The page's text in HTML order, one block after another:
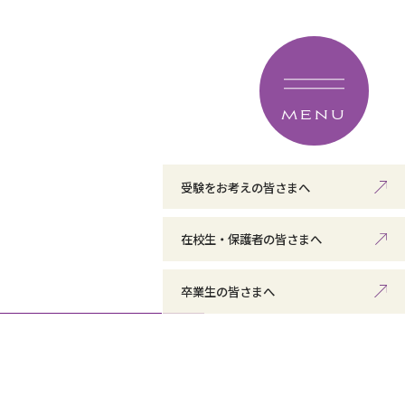
MENU
受験をお考えの皆さまへ
在校生・保護者の皆さまへ
卒業生の皆さまへ